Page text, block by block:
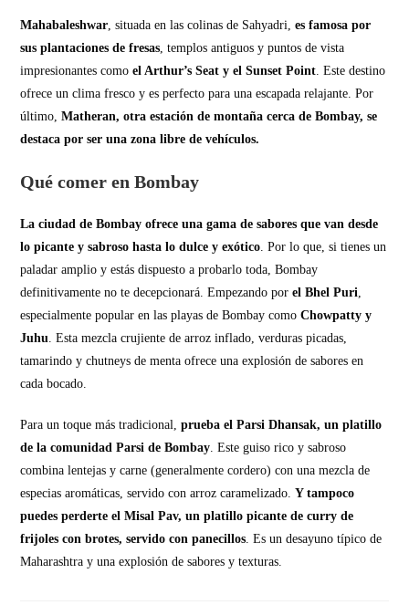
Mahabaleshwar , situada en las colinas de Sahyadri,es famosa por
sus plantaciones de fresas , templos antiguos y puntos de vista
impresionantes comoel Arthur’s Seat y el Sunset Point . Este destino
ofrece un clima fresco y es perfecto para una escapada relajante. Por
último,Matheran, otra estación de montaña cerca de Bombay, se
destaca por ser una zona libre de vehículos.
Qué comer en Bombay
La ciudad de Bombay ofrece una gama de sabores que van desde
lo picante y sabroso hasta lo dulce y exótico . Por lo que, si tienes un
paladar amplio y estás dispuesto a probarlo toda, Bombay
definitivamente no te decepcionará. Empezando porel Bhel Puri
especialmente popular en las playas de Bombay como Chowpatty y
Juhu . Esta mezcla crujiente de arroz inflado, verduras picadas,
tamarindo y chutneys de menta ofrece una explosión de sabores en
cada bocado.
Para un toque más tradicional,prueba el Parsi Dhansak, un platillo
de la comunidad Parsi de Bombay . Este guiso rico y sabroso
combina lentejas y carne (generalmente cordero) con una mezcla de
especias aromáticas, servido con arroz caramelizado.Y tampoco
puedes perderte el Misal Pav, un platillo picante de curry de
frijoles con brotes, servido con panecillos . Es un desayuno típico de
Maharashtra y una explosión de sabores y texturas.